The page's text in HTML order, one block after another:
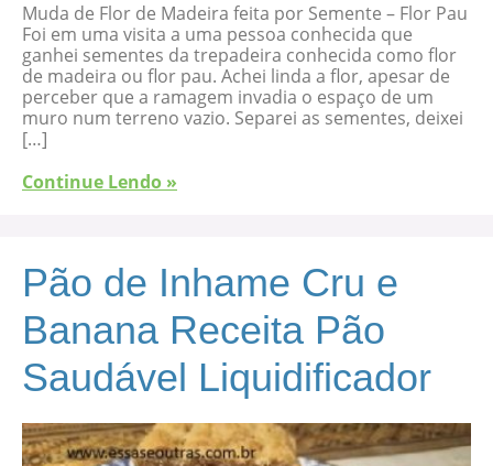
Muda de Flor de Madeira feita por Semente – Flor Pau
Foi em uma visita a uma pessoa conhecida que
ganhei sementes da trepadeira conhecida como flor
de madeira ou flor pau. Achei linda a flor, apesar de
perceber que a ramagem invadia o espaço de um
muro num terreno vazio. Separei as sementes, deixei
[…]
Continue Lendo »
Pão de Inhame Cru e
Banana Receita Pão
Saudável Liquidificador